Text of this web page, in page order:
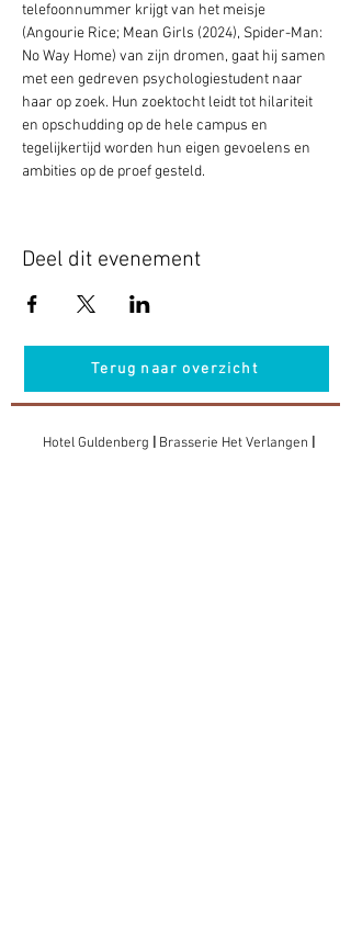
telefoonnummer krijgt van het meisje
(Angourie Rice; Mean Girls (2024), Spider-Man:
No Way Home) van zijn dromen, gaat hij samen
met een gedreven psychologiestudent naar
haar op zoek. Hun zoektocht leidt tot hilariteit
en opschudding op de hele campus en
tegelijkertijd worden hun eigen gevoelens en
ambities op de proef gesteld.
Deel dit evenement
Terug naar overzicht
Hotel Guldenberg Brasserie Het Verlangen